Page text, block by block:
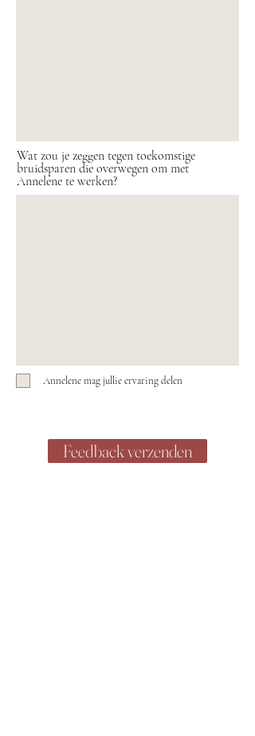
Wat zou je zeggen tegen toekomstige
bruidsparen die overwegen om met
Annelene te werken?
Annelene mag jullie ervaring delen
Feedback verzenden